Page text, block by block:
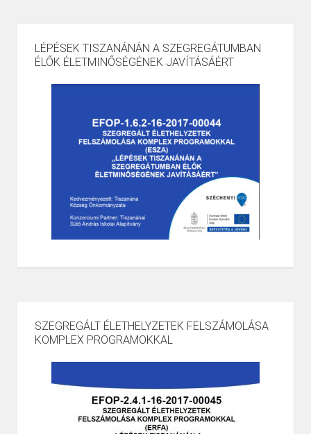
LÉPÉSEK TISZANÁNÁN A SZEGREGÁTUMBAN
ÉLŐK ÉLETMINŐSÉGÉNEK JAVÍTÁSÁÉRT
SZEGREGÁLT ÉLETHELYZETEK FELSZÁMOLÁSA
KOMPLEX PROGRAMOKKAL